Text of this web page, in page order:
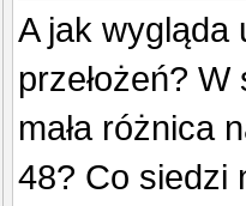
A jak wygląda
przełożeń?
mała różnica
48? Co siedzi